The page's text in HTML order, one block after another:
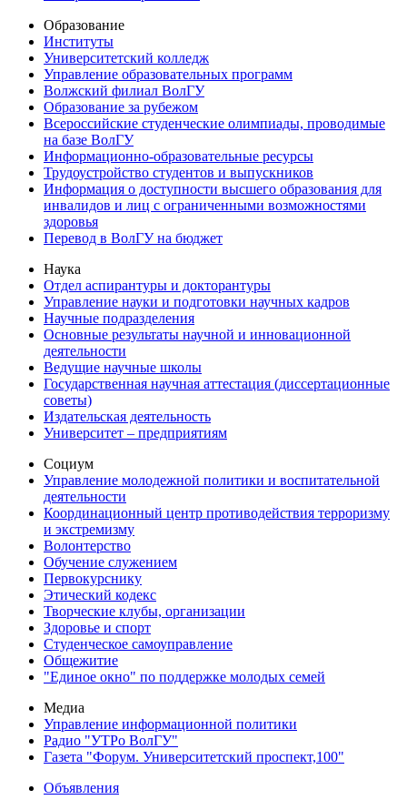
Образование
Институты
Университетский колледж
Управление образовательных программ
Волжский филиал ВолГУ
Образование за рубежом
Всероссийские студенческие олимпиады, проводимые
на базе ВолГУ
Информационно-образовательные ресурсы
Трудоустройство студентов и выпускников
Информация о доступности высшего образования для
инвалидов и лиц с ограниченными возможностями
здоровья
Перевод в ВолГУ на бюджет
Наука
Отдел аспирантуры и докторантуры
Управление науки и подготовки научных кадров
Научные подразделения
Основные результаты научной и инновационной
деятельности
Ведущие научные школы
Государственная научная аттестация (диссертационные
советы)
Издательская деятельность
Университет – предприятиям
Социум
Управление молодежной политики и воспитательной
деятельности
Координационный центр противодействия терроризму
и экстремизму
Волонтерство
Обучение служением
Первокурснику
Этический кодекс
Творческие клубы, организации
Здоровье и спорт
Студенческое самоуправление
Общежитие
"Единое окно" по поддержке молодых семей
Медиа
Управление информационной политики
Радио "УТРо ВолГУ"
Газета "Форум. Университетский проспект,100"
Объявления